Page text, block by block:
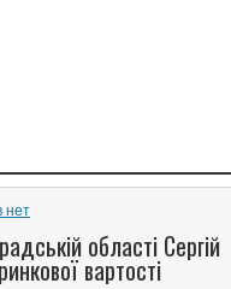
нет
області Сергій
вартості